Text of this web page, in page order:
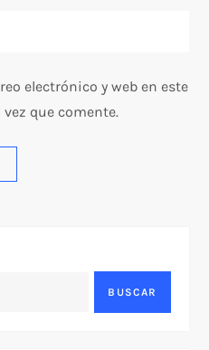
electrónico y web en este
que comente.
BUSCAR